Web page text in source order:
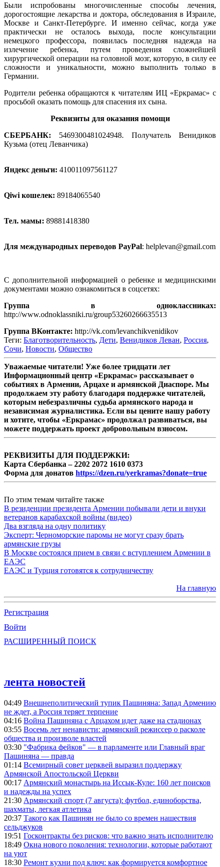
Были испробованы многочисленные способы лечения,
дорогостоящие лекарства и доктора, обследования в Израиле,
Москве и Санкт-Петербурге. И именно сейчас, когда уже
практически не осталось выхода, после консультации
немецкого профессора, появилась последняя надежда на
излечение ребенка, путем проведения сложнейшей
хирургической операции на головной мозг, которую, в силу ее
сложности и уникальности, можно выполнить только в
Германии.
Родители ребенка обращаются к читателям ИЦ «Еркрамас» с
просьбой оказать помощь для спасения их сына.
Реквизиты для оказания помощи
СБЕРБАНК: 5469300481024948. Получатель Венидиков
Кузьма (отец Леванчика)
Яндекс деньги: 410011097561127
Qiwi кошелек: 89184065540
Тел. мамы: 89881418380
Для международных переводов PayPal: helplevan@gmail.com
С дополнительной информацией о ребенке и медицинскими
документами можно ознакомиться в соцсетях:
Группа в одноклассниках:
http://www.odnoklassniki.ru/group53260266635513
Группа ВКонтакте: http://vk.com/levanchikvenidikov
Теги: Благотворительность, Дети, Венидиков Леван, Россия,
Сочи, Новости, Общество
Уважаемые читатели! Уже более тридцати лет
Информационный центр «Еркрамас» рассказывает о
событиях в Армении, Арцахе и армянской Диаспоре. Мы
продолжаем эту работу благодаря поддержке читателей,
которым небезразличны судьба армянского народа и
независимая журналистика. Если вы цените нашу работу
и хотите, чтобы «Еркрамас» продолжал развиваться, вы
можете поддержать проект добровольным взносом.
РЕКВИЗИТЫ ДЛЯ ПОДДЕРЖКИ:
Карта Сбербанка – 2202 2072 1610 0373
Форма для донатов https://dzen.ru/yerkramas?donate=true
По этим темам читайте также
В резиденции президента Армении побывали дети и внуки
ветеранов карабахской войны (видео)
Два взгляда на одну политику
Эксперт: Черноморские паромы не могут сразу брать
армянские грузы
В Москве состоялся прием в связи с вступлением Армении в
ЕАЭС
ЕАЭС и Турция готовятся к сотрудничеству
На главную
Регистрация
Войти
РАСШИРЕННЫЙ ПОИСК
лента новостей
04:49 Внешнеполитический тупик Пашиняна: Запад Армению
не ждет, а Россия теряет терпение
04:16 Война Пашиняна с Арцахом идет даже на стадионах
03:55 Восемь лет ненависти: армянский режиссер о расколе
общества и произволе властей
03:30 "Фабрика фейков" — в парламенте или Главный враг
Пашиняна — правда
01:14 Всемирный совет церквей выразил поддержку
Армянской Апостольской Церкви
00:17 Армянский монастырь на Иссык-Куле: 160 лет поисков
и надежды на успех
21:30 Армянский спорт (7 августа): футбол, единоборства,
шахматы, легкая атлетика
20:37 Такого как Пашинян не было со времен нашествия
сельджуков
19:51 Госконтракты без рисков: что важно знать исполнителю
18:49 Окна нового поколения: технологии, которые работают
на уют
18:30 Ремонт кухни под ключ: как формируется комфортное